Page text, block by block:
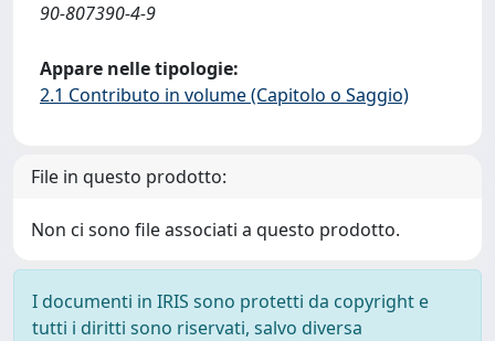
90-807390-4-9
Appare nelle tipologie:
2.1 Contributo in volume (Capitolo o Saggio)
File in questo prodotto:
Non ci sono file associati a questo prodotto.
I documenti in IRIS sono protetti da copyright e
tutti i diritti sono riservati, salvo diversa